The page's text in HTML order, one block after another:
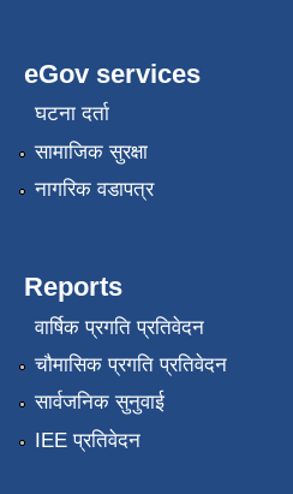
eGov services
घटना दर्ता
सामाजिक सुरक्षा
नागरिक वडापत्र
Reports
वार्षिक प्रगति प्रतिवेदन
चौमासिक प्रगति प्रतिवेदन
सार्वजनिक सुनुवाई
IEE प्रतिवेदन